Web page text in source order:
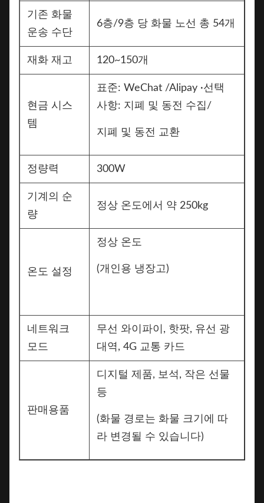
기존 화물
운송 수단
6층/9층 당 화물 노선 총 54개
재화 재고 120~150개
현금 시스
템
표준: WeChat /Alipay ·선택
사항: 지폐 및 동전 수집/
지폐 및 동전 교환
정량력 300W
기계의 순
량
정상 온도에서 약 250kg
온도 설정
정상 온도
(개인용 냉장고)
네트워크
모드
무선 와이파이, 핫팟, 유선 광
대역, 4G 교통 카드
판매용품
디지털 제품, 보석, 작은 선물
등
(화물 경로는 화물 크기에 따
라 변경될 수 있습니다)